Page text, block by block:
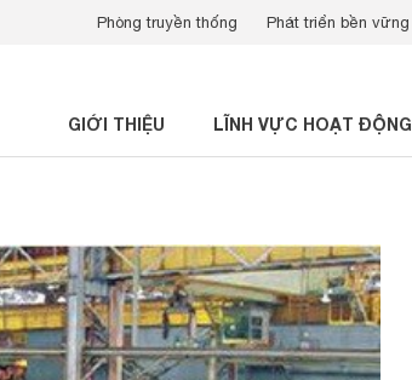
Phòng truyền thống Phát triển bền vững
GIỚI THIỆU LĨNH VỰC HOẠT ĐỘNG